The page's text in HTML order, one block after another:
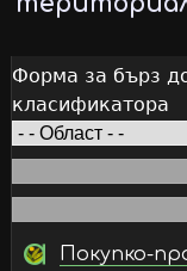
Форма за бърз
класификатора
Покупко-